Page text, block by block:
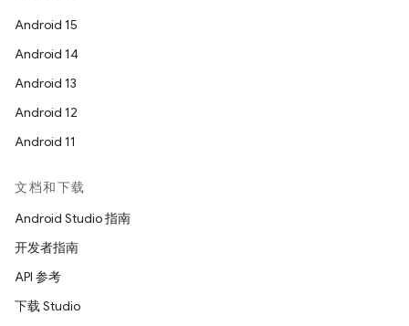
Android 15
Android 14
Android 13
Android 12
Android 11
文档和下载
Android Studio 指南
开发者指南
API 参考
下载 Studio